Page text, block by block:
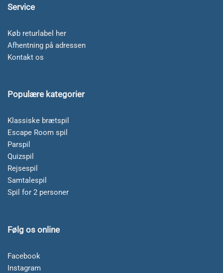
Service
Køb returlabel her
Afhentning på adressen
Kontakt os
Populære kategorier
Klassiske brætspil
Escape Room spil
Parspil
Quizspil
Rejsespil
Samtalespil
Spil for 2 personer
Følg os online
Facebook
Instagram